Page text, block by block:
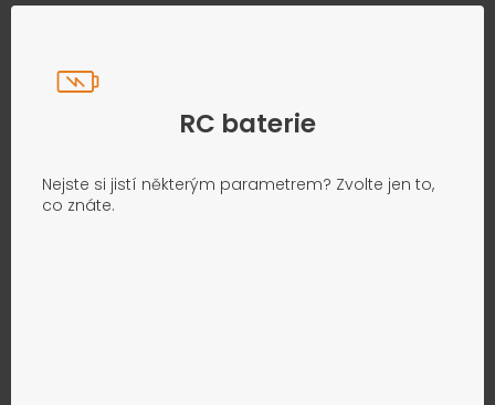
RC baterie
Nejste si jistí některým parametrem? Zvolte jen to,
co znáte.